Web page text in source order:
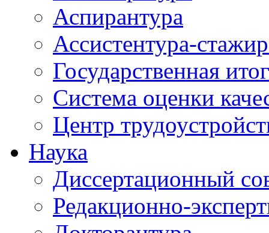
Аспирантура
Ассистентура-
Государственная
Система оценки
Центр
Наука
Диссертационный
Редакционно-